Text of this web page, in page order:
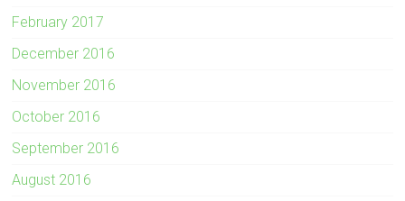
February 2017
December 2016
November 2016
October 2016
September 2016
August 2016